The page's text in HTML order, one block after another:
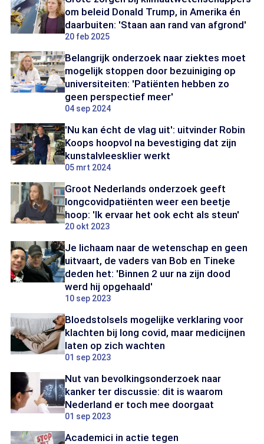
om beleid Donald Trump, in Amerika én
daarbuiten: 'Staan aan rand van afgrond'
20 feb 2025
Belangrijk onderzoek naar ziektes moet
mogelijk stoppen door bezuiniging op
universiteiten: 'Patiënten hebben zo
geen perspectief meer'
04 sep 2024
'Nu kan écht de vlag uit': uitvinder Robin
Koops hoopvol na bevestiging dat zijn
kunstalvleesklier werkt
05 mrt 2024
Groot Nederlands onderzoek geeft
longcovidpatiënten weer een beetje
hoop: 'Ik ervaar het ook echt als steun'
20 okt 2023
Je lichaam naar de wetenschap en geen
uitvaart, de vaders van Bob en Tineke
deden het: 'Binnen 2 uur na zijn dood
werd hij opgehaald'
10 sep 2023
Bloedstolsels mogelijke verklaring voor
klachten bij long covid, maar medicijnen
laten op zich wachten
01 sep 2023
Nut van bevolkingsonderzoek naar
kanker ter discussie: dit is waarom
Nederland er toch mee doorgaat
01 sep 2023
Academici in actie tegen